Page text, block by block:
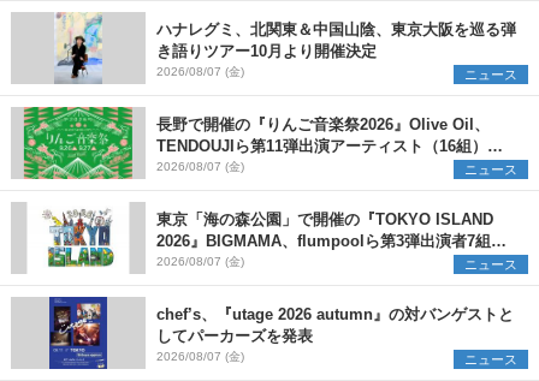
ハナレグミ、北関東＆中国山陰、東京大阪を巡る弾
き語りツアー10月より開催決定
2026/08/07 (金) ニュース
長野で開催の『りんご音楽祭2026』Olive Oil、
TENDOUJIら第11弾出演アーティスト（16組）を
発表
2026/08/07 (金) ニュース
東京「海の森公園」で開催の『TOKYO ISLAND
2026』BIGMAMA、flumpoolら第3弾出演者7組を
発表 ワークショップ・アート出展者を募集
2026/08/07 (金) ニュース
chef’s、『utage 2026 autumn』の対バンゲストと
してパーカーズを発表
2026/08/07 (金) ニュース